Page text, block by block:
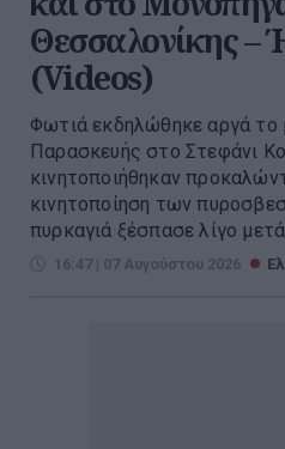
Θεσσαλονίκης –
(Videos)
Φωτιά εκδηλώθηκε αργά το
Παρασκευής στο Στεφάνι
κινητοποιήθηκαν
κινητοποίηση των
πυρκαγιά ξέσπασε λίγο
16:47 | 07 Αυγούστου 2026